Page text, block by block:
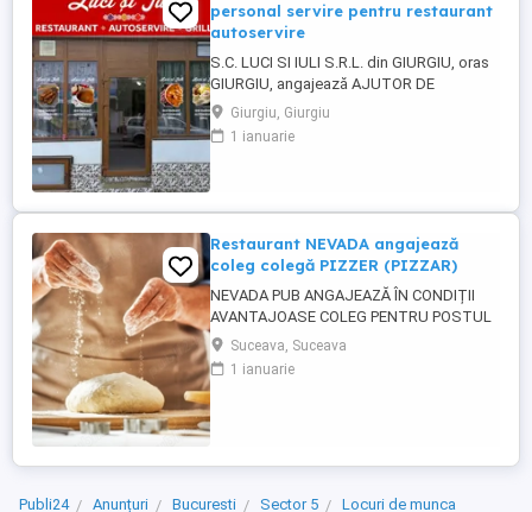
personal servire pentru restaurant
autoservire
S.C. LUCI SI IULI S.R.L. din GIURGIU, oras
GIURGIU, angajează AJUTOR DE
BUCĂTAR, CASIER ȘI PERSONAL SERVIRE
pentru RESTAURANT AUTOSERVIRE:
Detalii salariu la telefon Program de lucru
întotdeauna la timp (avans si lichidare) ...
Giurgiu, Giurgiu
1 ianuarie
Restaurant NEVADA angajează
coleg colegă PIZZER (PIZZAR)
NEVADA PUB ANGAJEAZĂ ÎN CONDIȚII
AVANTAJOASE COLEG PENTRU POSTUL
DE PIZZER (PIZZAR). CĂUTĂM UN COLEG
CARE A MAI LUCRAT ÎN DOMENIU, CU
EXPERIENTĂ ÎN PERPARAREA PIZZA.
rețetar; - persoană curată, ...
Suceava, Suceava
1 ianuarie
Publi24 Anunțuri Bucuresti Sector 5 Locuri de munca